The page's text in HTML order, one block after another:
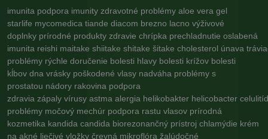
imunita podpora imunity zdravotné problémy aloe vera gel
starlife mycomedica tiande diacom brezno lacno výživové
doplnky prírodné produkty zdravie chrípka prechladnutie oslabená
imunita reishi maitake shiitake shitake šitake cholesterol únava
problémy rýchle doručenie bolesti hlavy bolesti krížov bolesti
kĺbov dna vrásky poškodené vlasy nadváha problémy s
prostatou nádory rakovina podpora
zdravia zápaly vírusy astma alergia helikobakter helicobacter
problémy močový mechúr podpora rastu vlasov prírodná
kozmetika kandida candida biorezonančný prístroj chlamýdie krém
na akné liečivé vložky črevná mikroflóra žalúdočné